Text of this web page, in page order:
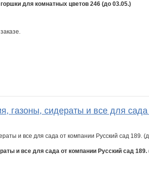
для комнатных цветов 246 (до 03.05.)
газоны, сидераты и все для
и все для сада от компании Русский сад 189.